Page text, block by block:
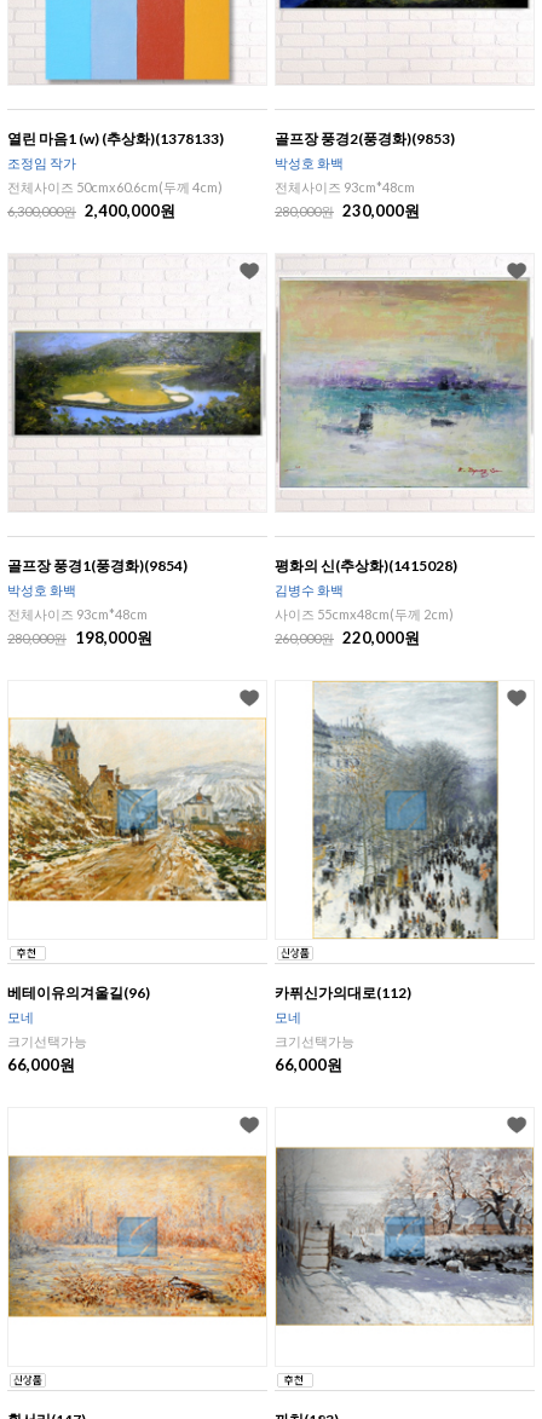
열린 마음1 (w) (추상화)(1378133)
조정임 작가
전체사이즈 50cmx60.6cm(두께 4cm)
6,300,000원 2,400,000원
골프장 풍경2(풍경화)(9853)
박성호 화백
전체사이즈 93cm*48cm
280,000원 230,000원
골프장 풍경1(풍경화)(9854)
박성호 화백
전체사이즈 93cm*48cm
280,000원
198,000원
평화의 신(추상화)(1415028)
김병수 화백
사이즈 55cmx48cm(두께 2cm)
260,000원 220,000원
베테이유의겨울길(96)
모네
크기선택가능
66,000원
카퓌신가의대로(112)
모네
크기선택가능
66,000원